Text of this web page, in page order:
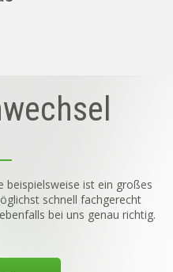
beispielsweise ist ein großes
schnell fachgerecht
bei uns genau richtig.